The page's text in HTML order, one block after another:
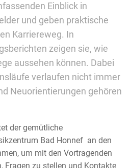
Einblick in
und geben praktische
Karriereweg. In
zeigen sie, wie
aussehen können. Dabei
verlaufen nicht immer
Neuorientierungen gehören
der gemütliche
Bad Honnef an den
um mit den Vortragenden
Fragen zu stellen und Kontakte